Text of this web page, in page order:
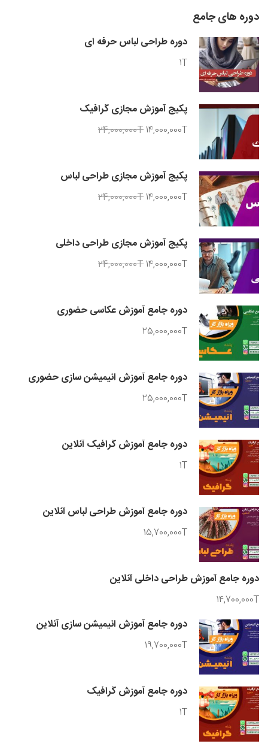
دوره های جامع
دوره طراحی لباس حرفه ای
1T
پکیج آموزش مجازی گرافیک
24,000,000T14,000,000T
پکیج آموزش مجازی طراحی لباس
24,000,000T14,000,000T
پکیج آموزش مجازی طراحی داخلی
24,000,000T14,000,000T
دوره جامع آموزش عکاسی حضوری
25,000,000T
دوره جامع آموزش انیمیشن سازی حضوری
25,000,000T
دوره جامع آموزش گرافیک آنلاین
1T
دوره جامع آموزش طراحی لباس آنلاین
15,700,000T
دوره جامع آموزش طراحی داخلی آنلاین
14,700,000T
دوره جامع آموزش انیمیشن سازی آنلاین
19,700,000T
دوره جامع آموزش گرافیک
1T